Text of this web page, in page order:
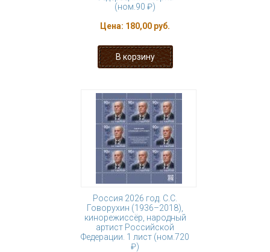
(ном.90 ₽)
Цена: 180,00 руб.
Россия 2026 год. С.С.
Говорухин (1936–2018),
кинорежиссёр, народный
артист Российской
Федерации. 1 лист (ном.720
₽)